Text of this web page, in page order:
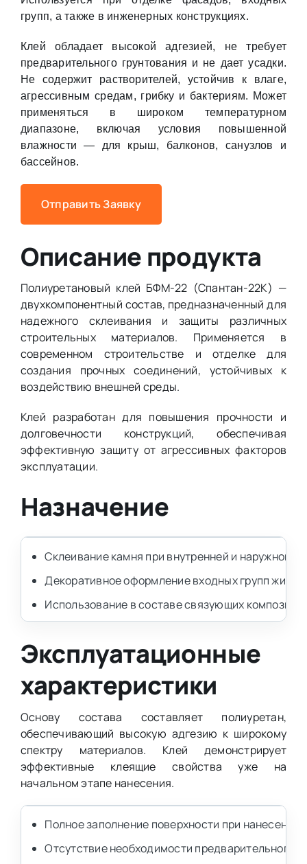
групп, а также в инженерных конструкциях.
Клей обладает высокой адгезией, не требует
предварительного грунтования и не дает усадки.
Не содержит растворителей, устойчив к влаге,
агрессивным средам, грибку и бактериям. Может
применяться в широком температурном
диапазоне, включая условия повышенной
влажности — для крыш, балконов, санузлов и
бассейнов.
Отправить Заявку
Описание продукта
Полиуретановый клей БФМ-22 (Спантан-22К) —
двухкомпонентный состав, предназначенный для
надежного склеивания и защиты различных
строительных материалов. Применяется в
современном строительстве и отделке для
создания прочных соединений, устойчивых к
воздействию внешней среды.
Клей разработан для повышения прочности и
долговечности конструкций, обеспечивая
эффективную защиту от агрессивных факторов
эксплуатации.
Назначение
Склеивание камня при внутренней и наружной
Декоративное оформление входных групп
Использование в составе связующих
Эксплуатационные
характеристики
Основу состава составляет полиуретан,
обеспечивающий высокую адгезию к широкому
спектру материалов. Клей демонстрирует
эффективные клеящие свойства уже на
начальном этапе нанесения.
Полное заполнение поверхности при
Отсутствие необходимости предварительного